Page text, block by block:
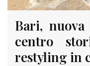
Bari, nuova
centro
restyling in